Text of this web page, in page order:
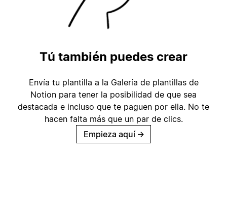
Tú también puedes crear
Envía tu plantilla a la Galería de plantillas de
Notion para tener la posibilidad de que sea
destacada e incluso que te paguen por ella. No te
hacen falta más que un par de clics.
Empieza aquí →